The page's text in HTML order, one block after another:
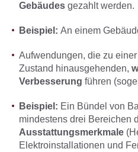
Gebäudesgezahlt werden.
Beispiel: An einem
Aufwendungen, die zu
Zustand hinausgehenden,
Verbesserung führen
Beispiel: Ein Bündel von
mindestens drei Bereichen
Ausstattungsmerkmale
Elektroinstallationen und